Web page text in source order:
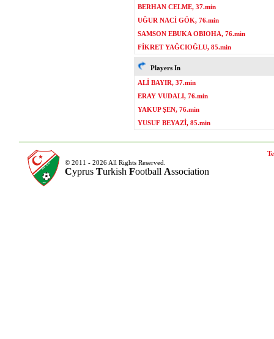
BERHAN CELME, 37.min
UĞUR NACİ GÖK, 76.min
SAMSON EBUKA OBIOHA, 76.min
FİKRET YAĞCIOĞLU, 85.min
Players In
ALİ BAYIR, 37.min
ERAY VUDALI, 76.min
YAKUP ŞEN, 76.min
YUSUF BEYAZİ, 85.min
© 2011 - 2026 All Rights Reserved.
Cyprus Turkish Football Association